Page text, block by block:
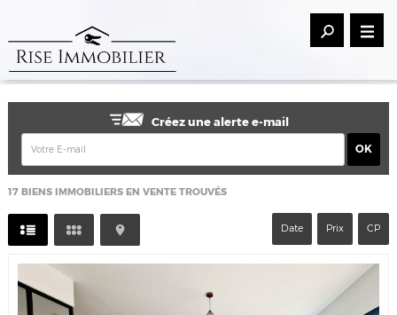
Créez une alerte e-mail
17 BIENS IMMOBILIERS EN VENTE TROUVÉS
Date Prix CP